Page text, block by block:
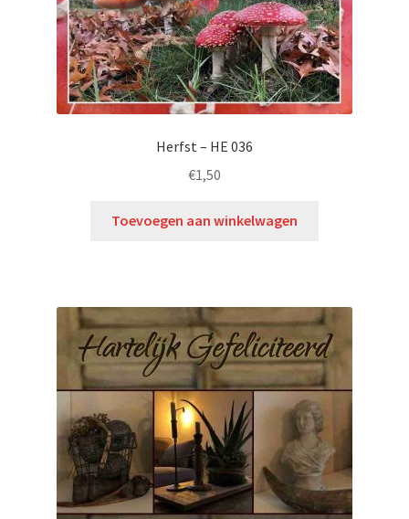
Herfst – HE 036
€1,50
Toevoegen aan winkelwagen